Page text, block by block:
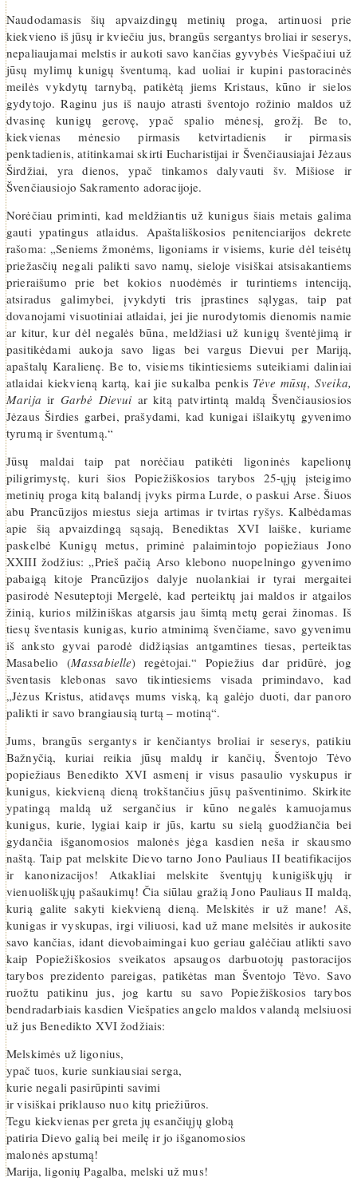
Naudodamasis šių apvaizdingų metinių proga, artinuosi prie
kiekvieno iš jūsų ir kviečiu jus, brangūs sergantys broliai ir seserys,
nepaliaujamai melstis ir aukoti savo kančias gyvybės Viešpačiui už
jūsų mylimų kunigų šventumą, kad uoliai ir kupini pastoracinės
meilės vykdytų tarnybą, patikėtą jiems Kristaus, kūno ir sielos
gydytojo. Raginu jus iš naujo atrasti šventojo rožinio maldos už
dvasinę kunigų gerovę, ypač spalio mėnesį, grožį. Be to,
kiekvienas mėnesio pirmasis ketvirtadienis ir pirmasis
penktadienis, atitinkamai skirti Eucharistijai ir Švenčiausiajai Jėzaus
Širdžiai, yra dienos, ypač tinkamos dalyvauti šv. Mišiose ir
Švenčiausiojo Sakramento adoracijoje.
Norėčiau priminti, kad meldžiantis už kunigus šiais metais galima
gauti ypatingus atlaidus. Apaštališkosios penitenciarijos dekrete
rašoma: „Seniems žmonėms, ligoniams ir visiems, kurie dėl teisėtų
priežasčių negali palikti savo namų, sieloje visiškai atsisakantiems
prieraišumo prie bet kokios nuodėmės ir turintiems intenciją,
atsiradus galimybei, įvykdyti tris įprastines sąlygas, taip pat
dovanojami visuotiniai atlaidai, jei jie nurodytomis dienomis namie
ar kitur, kur dėl negalės būna, meldžiasi už kunigų šventėjimą ir
pasitikėdami aukoja savo ligas bei vargus Dievui per Mariją,
apaštalų Karalienę. Be to, visiems tikintiesiems suteikiami daliniai
atlaidai kiekvieną kartą, kai jie sukalba penkis Tėve mūsų, Sveika,
Marija ir Garbė Dievui ar kitą patvirtintą maldą Švenčiausiosios
Jėzaus Širdies garbei, prašydami, kad kunigai išlaikytų gyvenimo
tyrumą ir šventumą.“
Jūsų maldai taip pat norėčiau patikėti ligoninės kapelionų
piligrimystę, kuri šios Popiežiškosios tarybos 25-ųjų įsteigimo
metinių proga kitą balandį įvyks pirma Lurde, o paskui Arse. Šiuos
abu Prancūzijos miestus sieja artimas ir tvirtas ryšys. Kalbėdamas
apie šią apvaizdingą sąsają, Benediktas XVI laiške, kuriame
paskelbė Kunigų metus, priminė palaimintojo popiežiaus Jono
XXIII žodžius: „Prieš pačią Arso klebono nuopelningo gyvenimo
pabaigą kitoje Prancūzijos dalyje nuolankiai ir tyrai mergaitei
pasirodė Nesuteptoji Mergelė, kad perteiktų jai maldos ir atgailos
žinią, kurios milžiniškas atgarsis jau šimtą metų gerai žinomas. Iš
tiesų šventasis kunigas, kurio atminimą švenčiame, savo gyvenimu
iš anksto gyvai parodė didžiąsias antgamtines tiesas, perteiktas
Masabelio (Massabielle) regėtojai.“ Popiežius dar pridūrė, jog
šventasis klebonas savo tikintiesiems visada primindavo, kad
„Jėzus Kristus, atidavęs mums viską, ką galėjo duoti, dar panoro
palikti ir savo brangiausią turtą – motiną“.
Jums, brangūs sergantys ir kenčiantys broliai ir seserys, patikiu
Bažnyčią, kuriai reikia jūsų maldų ir kančių, Šventojo Tėvo
popiežiaus Benedikto XVI asmenį ir visus pasaulio vyskupus ir
kunigus, kiekvieną dieną trokštančius jūsų pašventinimo. Skirkite
ypatingą maldą už sergančius ir kūno negalės kamuojamus
kunigus, kurie, lygiai kaip ir jūs, kartu su sielą guodžiančia bei
gydančia išganomosios malonės jėga kasdien neša ir skausmo
naštą. Taip pat melskite Dievo tarno Jono Pauliaus II beatifikacijos
ir kanonizacijos! Atkakliai melskite šventųjų kunigiškųjų ir
vienuoliškųjų pašaukimų! Čia siūlau gražią Jono Pauliaus II maldą,
kurią galite sakyti kiekvieną dieną. Melskitės ir už mane! Aš,
kunigas ir vyskupas, irgi viliuosi, kad už mane melsitės ir aukosite
savo kančias, idant dievobaimingai kuo geriau galėčiau atlikti savo
kaip Popiežiškosios sveikatos apsaugos darbuotojų pastoracijos
tarybos prezidento pareigas, patikėtas man Šventojo Tėvo. Savo
ruožtu patikinu jus, jog kartu su savo Popiežiškosios tarybos
bendradarbiais kasdien Viešpaties angelo maldos valandą melsiuosi
už jus Benedikto XVI žodžiais:
Melskimės už ligonius,
ypač tuos, kurie sunkiausiai serga,
kurie negali pasirūpinti savimi
ir visiškai priklauso nuo kitų priežiūros.
Tegu kiekvienas per greta jų esančiųjų globą
patiria Dievo galią bei meilę ir jo išganomosios
malonės apstumą!
Marija, ligonių Pagalba, melski už mus!